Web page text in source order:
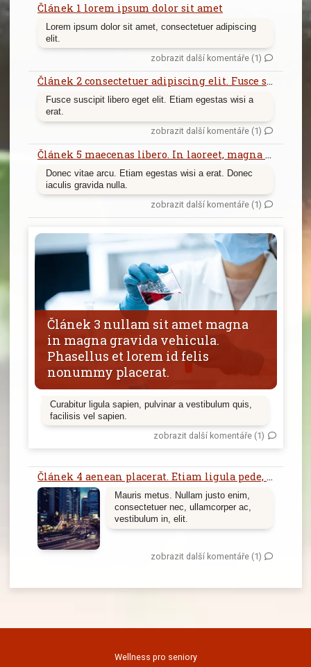
Článek 1 lorem ipsum dolor sit amet
Lorem ipsum dolor sit amet, consectetuer adipiscing
elit.
zobrazit další komentáře (1)
Článek 2 consectetuer adipiscing elit. Fusce suscipit libero eget elit.
Fusce suscipit libero eget elit. Etiam egestas wisi a
erat.
zobrazit další komentáře (1)
Článek 5 maecenas libero. In laoreet, magna id viverra tincidunt, sem odio bibendum justo, vel imperdiet sapien wisi sed libero.
Donec vitae arcu. Etiam egestas wisi a erat. Donec
iaculis gravida nulla.
zobrazit další komentáře (1)
Článek 3 nullam sit amet magna
in magna gravida vehicula.
Phasellus et lorem id felis
nonummy placerat.
Curabitur ligula sapien, pulvinar a vestibulum quis,
facilisis vel sapien.
zobrazit další komentáře (1)
Článek 4 aenean placerat. Etiam ligula pede, sagittis quis, interdum ultricies, scelerisque eu.
Mauris metus. Nullam justo enim,
consectetuer nec, ullamcorper ac,
vestibulum in, elit.
zobrazit další komentáře (1)
Wellness pro seniory